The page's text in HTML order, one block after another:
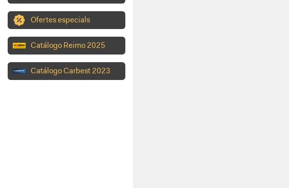
Ofertes especials
Catálogo Reimo 2025
Catálogo Carbest 2023